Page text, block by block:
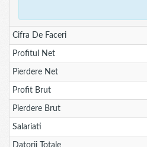
Cifra De Faceri
Profitul Net
Pierdere Net
Profit Brut
Pierdere Brut
Salariati
Datorii Totale